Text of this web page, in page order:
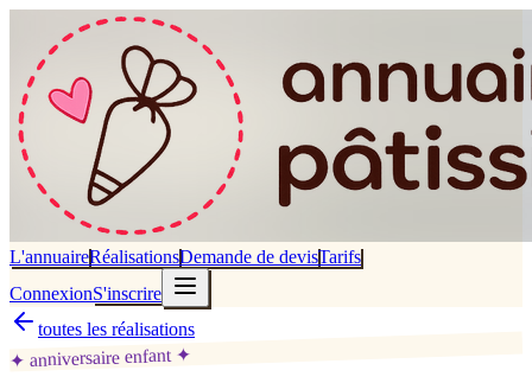
L'annuaireRéalisationsDemande de devisTarifs
ConnexionS'inscrire
toutes les réalisations
✦anniversaire enfant✦